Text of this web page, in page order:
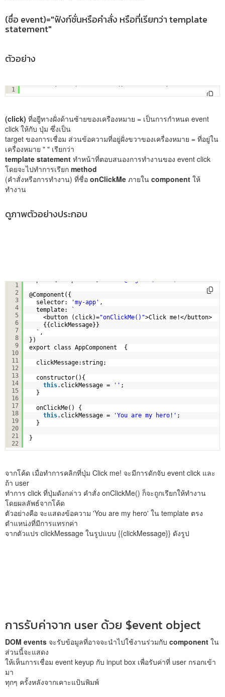
(ชื่อ event)="ฟังก์ชั่นหรือคำสั่ง หรือที่เรียกว่า template
statement"
ตัวอย่าง
1
(click) ที่อยูีทางฝั่งด้านซ้ายของเครืองหมาย = เป็นการกำหนด event
click ให้กับ ปุ่ม ซึ่งเป็น
target ของการเชื่อม ส่วนข้อความที่อยู่ฝั่งขวาของเครื่องหมาย = ที่อยู่ใน
เครื่องหมาย " " เรียกว่า
template statement ทำหน้าที่ตอบสนองการทำงานของ event click
โดยจะไปทำการเรียก method
(คำสั่งหรือการทำงาน) ที่ชื่อ onClickMe ภายใน component ให้
ทำงาน
ดูภาพตัวอย่างประกอบ
1
2
3
4
5
6
7
8
9
10
11
12
13
14
15
16
17
18
19
20
21
22
@Component({
selector:
'my-app' ,
template: `
<button (click)="onClickMe()">Click me!</button>
{{clickMessage}}
`,
})
export class AppComponent  {
clickMessage:string;
constructor(){
this.clickMessage = '' ;
}
onClickMe() {
this.clickMessage = 'You are my hero!' ;
}
}
จากโค้ด เมื่อทำการคลิกที่ปุ่ม Click me! จะมีการดักจับ event click และ
ถ้า user
ทำการ click ที่ปุ่มดังกล่าว คำสั่ง onClickMe() ก็จะถูกเรียกให้ทำงาน
โดยผลลัพธ์จากโค้ด
ตัวอย่างคือ จะแสดงข้อความ 'You are my hero' ใน template ตรง
ตำแหน่งที่มีการแทรกค่า
จากตัวแปร clickMessage ในรูปแบบ {{clickMessage}} ดังรูป
การรับค่าจาก user ด้วย $event object
DOM events จะรับข้อมูลที่อาจจะนำไปใช้งานร่วมกับ component ใน
ส่วนนี้จะแสดง
ให้เห็นการเชื่อม event keyup กับ input box เพื่อรับค่าที่ user กรอกเข้า
มา
ทุกๆ ครั้งหลังจากเคาะแป้นพิมพ์